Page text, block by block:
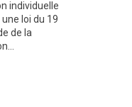
individuelle
loi du 19
de la